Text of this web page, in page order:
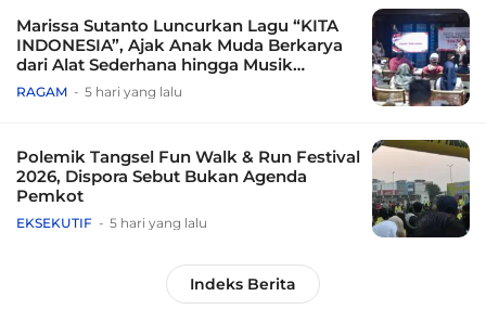
Marissa Sutanto Luncurkan Lagu “KITA
INDONESIA”, Ajak Anak Muda Berkarya
dari Alat Sederhana hingga Musik
Tradisional
RAGAM 5 hari yang lalu
Polemik Tangsel Fun Walk & Run Festival
2026, Dispora Sebut Bukan Agenda
Pemkot
EKSEKUTIF 5 hari yang lalu
Indeks Berita